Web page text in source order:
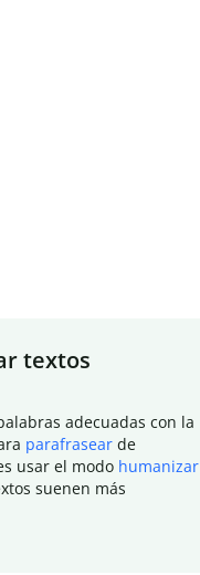
textos
adecuadas con la
parafrasear de
usar el modo humanizar
suenen más